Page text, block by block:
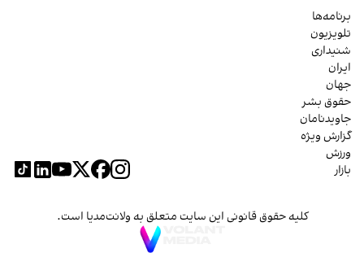
برنامه‌ها
تلویزیون
شنیداری
ایران
جهان
حقوق بشر
جاویدنامان
گزارش ویژه
ورزش
بازار
کلیه حقوق قانونی این سایت متعلق به ولانت‌مدیا است.